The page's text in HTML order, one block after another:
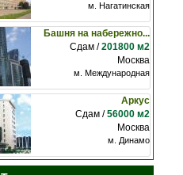
м. Нагатинская
Башня на набережно...
Сдам /201800 м2
Москва
м. Международная
Аркус
Сдам /56000 м2
Москва
м. Динамо